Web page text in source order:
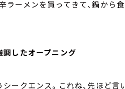
ラーメンを買ってきて、鍋から
調したオープニング
ークエンス。これね、先ほど言